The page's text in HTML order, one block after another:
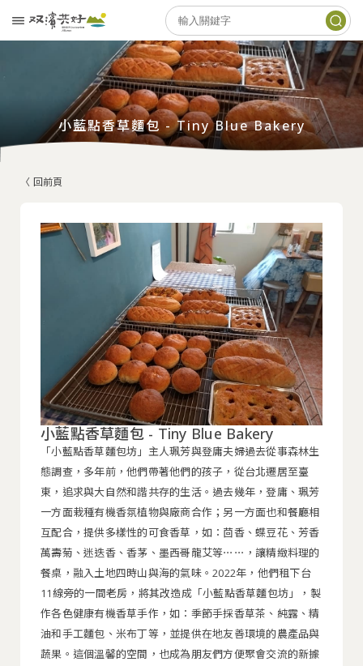
小藍點香草麵包 - Tiny Blue Bakery
〈 回前頁
小藍點香草麵包 - Tiny Blue Bakery
「小藍點香草麵包坊」主人珮芳與登庸夫婦過去從事森林生
態調查，多年前，他們帶著他們的孩子，從台北遷居至臺
東，追求與大自然和諧共存的生活。過去幾年，登庸、珮芳
一方面栽種有機香氛植物與廠商合作；另一方面也和餐廳相
互配合，提供多樣性的可食香草，如：茴香、蝶豆花、芳香
萬壽菊、迷迭香、香茅、墨西哥龍艾等⋯⋯，讓精緻料理的
餐桌，融入土地四時山與海的氣味。2022年，他們租下台
11線旁的一間老房，將其改造成「小藍點香草麵包坊」，製
作各色健康有機香草手作，如：季節手採香草茶、純露、精
油和手工麵包、米布丁等，並提供在地友善環境的農產品與
蔬果。這個溫馨的空間，也成為朋友們方便聚會交流的新據